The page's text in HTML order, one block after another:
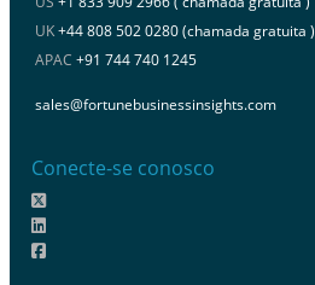
UK+44 808 502 0280 (chamada gratuita )
APAC +91 744 740 1245
sales@fortunebusinessinsights.com
Conecte-se conosco